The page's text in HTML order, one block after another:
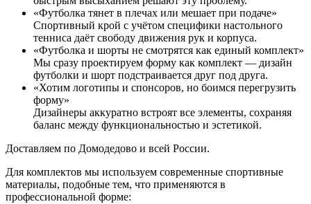
«Футболка тянет в плечах или мешает при подаче»
Спортивный крой с учётом специфики настольного
тенниса даёт свободу движения рук и корпуса.
«Футболка и шорты не смотрятся как единый комплект»
Мы сразу проектируем форму как комплект — дизайн
футболки и шорт подстраивается друг под друга.
«Хотим логотипы и спонсоров, но боимся перегрузить
форму»
Дизайнеры аккуратно встроят все элементы, сохраняя
баланс между функциональностью и эстетикой.
Доставляем по Домодедово и всей России.
Для комплектов мы используем современные спортивные
материалы, подобные тем, что применяются в
профессиональной форме: